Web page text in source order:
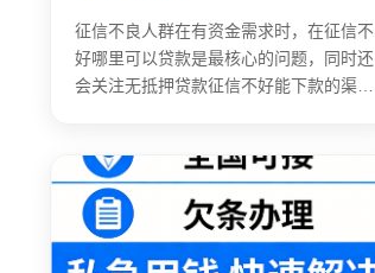
征信不良人群在有资金需求时，在征信不
好哪里可以贷款是最核心的问题，同时还
会关注无抵押贷款征信不好能下款的渠道